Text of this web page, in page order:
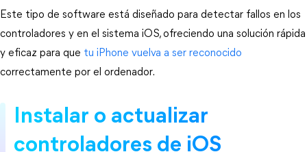
Este tipo de software está diseñado para detectar fallos en los
controladores y en el sistema iOS, ofreciendo una solución rápida
y eficaz para que tu iPhone vuelva a ser reconocido
correctamente por el ordenador.
Instalar o actualizar
controladores de iOS